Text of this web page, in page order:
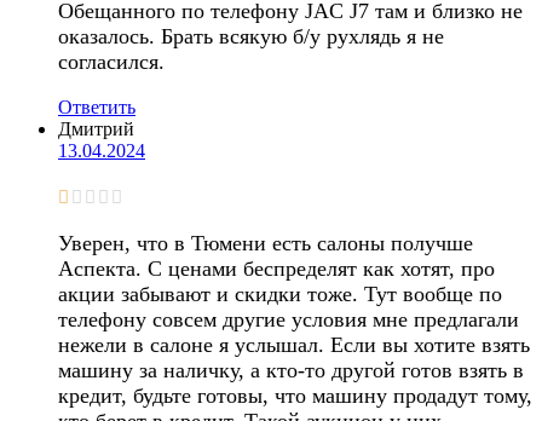
Обещанного по телефону JAC J7 там и близко не
оказалось. Брать всякую б/у рухлядь я не
согласился.
Ответить
Дмитрий
13.04.2024
Уверен, что в Тюмени есть салоны получше
Аспекта. С ценами беспределят как хотят, про
акции забывают и скидки тоже. Тут вообще по
телефону совсем другие условия мне предлагали
нежели в салоне я услышал. Если вы хотите взять
машину за наличку, а кто-то другой готов взять в
кредит, будьте готовы, что машину продадут тому,